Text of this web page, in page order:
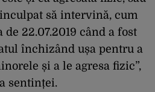
să intervină, cum
22.07.2019 când a fost
închizând ușa pentru a
și a le agresa fizic”,
sentinței.